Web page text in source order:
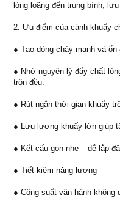
lỏng loãng đến trung bình,
2. Ưu điểm của cánh khuấy
● Tạo dòng chảy mạnh và ổn
● Nhờ nguyên lý đẩy chất
trộn đều.
● Rút ngắn thời gian khuấy
● Lưu lượng khuấy lớn giúp
● Kết cấu gọn nhẹ – dễ lắp
● Tiết kiệm năng lượng
● Công suất vận hành không